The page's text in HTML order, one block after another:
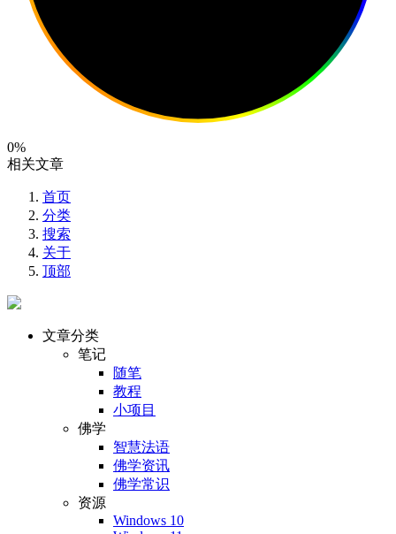
0%
相关文章
首页
分类
搜索
关于
顶部
文章分类
笔记
随笔
教程
小项目
佛学
智慧法语
佛学资讯
佛学常识
资源
Windows 10